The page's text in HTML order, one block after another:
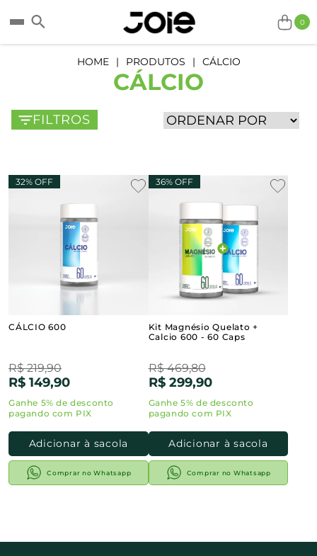
0
HOME PRODUTOS CÁLCIO
CÁLCIO
FILTROS
32% OFF
CÁLCIO 600
R$ 219,90
R$ 149,90
Adicionar à sacola
Comprar no Whatsapp
36% OFF
Kit Magnésio Quelato +
Calcio 600 - 60 Caps
R$ 469,80
R$ 299,90
Adicionar à sacola
Comprar no Whatsapp